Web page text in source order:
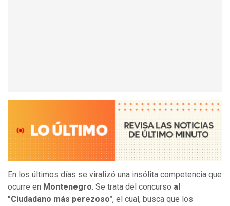
En los últimos días se viralizó una insólita competencia que
ocurre en Montenegro. Se trata del concurso al
"Ciudadano más perezoso", el cual, busca que los